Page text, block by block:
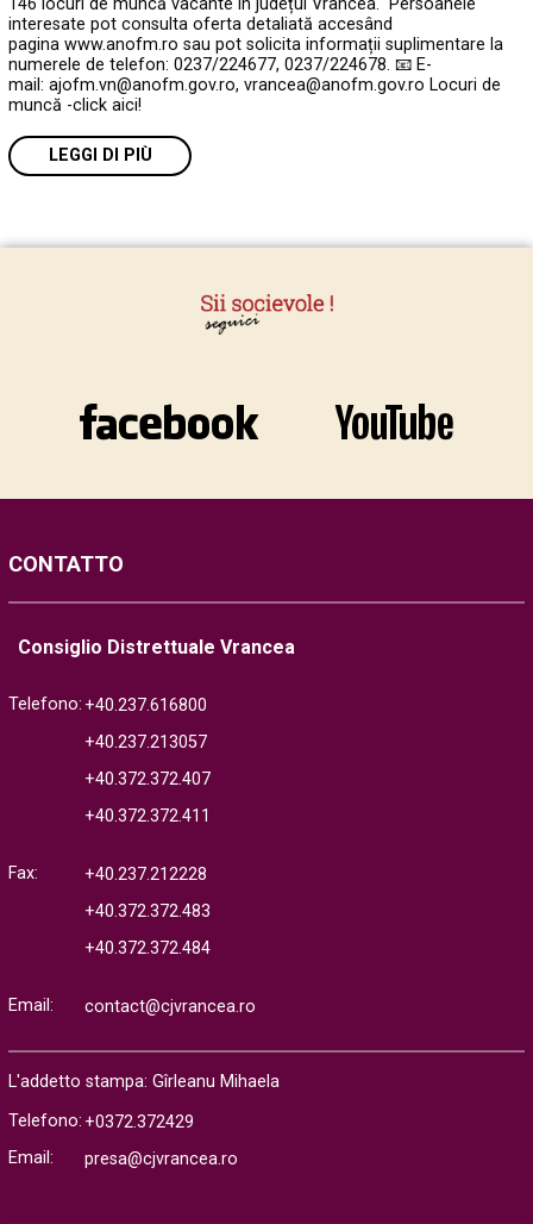
146 locuri de muncă vacante în județul Vrancea. Persoanele
interesate pot consulta oferta detaliată accesând
pagina www.anofm.ro sau pot solicita informații suplimentare la
numerele de telefon: 0237/224677, 0237/224678. 📧 E-
mail: ajofm.vn@anofm.gov.ro, vrancea@anofm.gov.ro Locuri de
muncă -click aici!
LEGGI DI PIÙ
CONTATTO
Consiglio Distrettuale Vrancea
Telefono: +40.237.616800
+40.237.213057
+40.372.372.407
+40.372.372.411
Fax:
+40.237.212228
+40.372.372.483
+40.372.372.484
Email: contact@cjvrancea.ro
L'addetto stampa: Gîrleanu Mihaela
Telefono: +0372.372429
Email:
presa@cjvrancea.ro